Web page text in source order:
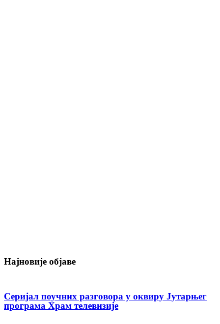
Најновије објаве
Серијал поучних разговора у оквиру Јутарњег
програма Храм телевизије